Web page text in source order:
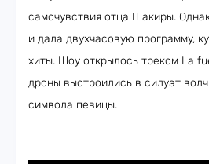
самочувствия отца Шакиры.
и дала двухчасовую программу,
хиты. Шоу открылось треком La
дроны выстроились в силуэт
символа певицы.